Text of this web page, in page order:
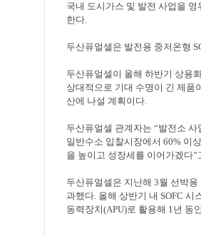
국내 도시가스 및 발전 사업을
한다.
두산퓨얼셀은 발전용 중저온형
두산퓨얼셀이 올해 하반기 상용
상대적으로 기대 수명이 긴 제품
산에 나설 계획이다.
두산퓨얼셀 관계자는 “발전소 사
일반수소 입찰시장에서 60% 이
을 높이고 성장세를 이어가겠다”
두산퓨얼셀은 지난해 3월 선박용
과했다. 올해 상반기 내 SOFC 시
동력장치(APU)로 활용해 1년 동